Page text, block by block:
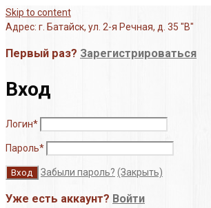
Skip to content
Адрес: г. Батайск, ул. 2-я Речная, д. 35 "В"
Первый раз? Зарегистрироваться
Вход
Логин*
Пароль*
Забыли пароль? (Закрыть)
Уже есть аккаунт? Войти